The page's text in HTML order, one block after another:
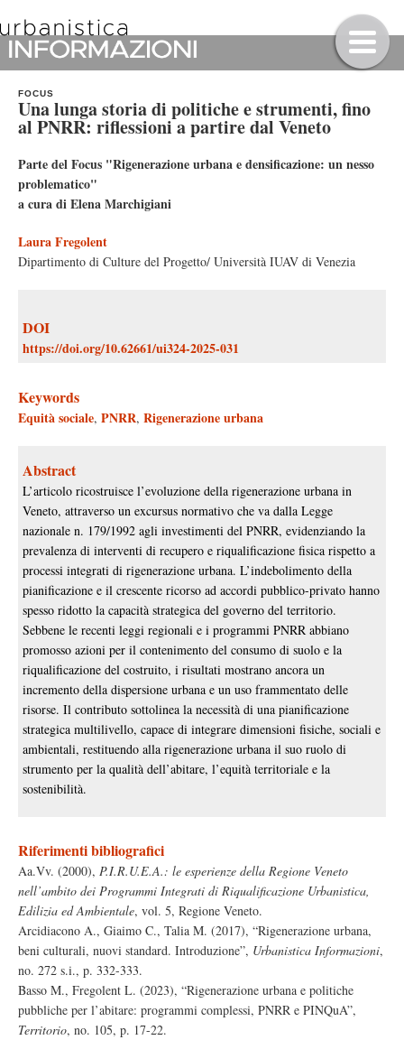
FOCUS
Una lunga storia di politiche e strumenti, fino
al PNRR: riflessioni a partire dal Veneto
Parte del Focus "Rigenerazione urbana e densificazione: un nesso
problematico"
a cura di Elena Marchigiani
Laura Fregolent
Dipartimento di Culture del Progetto/ Università IUAV di Venezia
DOI
https://doi.org/10.62661/ui324-2025-031
Keywords
Equità sociale, PNRR, Rigenerazione urbana
Abstract
L’articolo ricostruisce l’evoluzione della rigenerazione urbana in
Veneto, attraverso un excursus normativo che va dalla Legge
nazionale n. 179/1992 agli investimenti del PNRR, evidenziando la
prevalenza di interventi di recupero e riqualificazione fisica rispetto a
processi integrati di rigenerazione urbana. L’indebolimento della
pianificazione e il crescente ricorso ad accordi pubblico-privato hanno
spesso ridotto la capacità strategica del governo del territorio.
Sebbene le recenti leggi regionali e i programmi PNRR abbiano
promosso azioni per il contenimento del consumo di suolo e la
riqualificazione del costruito, i risultati mostrano ancora un
incremento della dispersione urbana e un uso frammentato delle
risorse. Il contributo sottolinea la necessità di una pianificazione
strategica multilivello, capace di integrare dimensioni fisiche, sociali e
ambientali, restituendo alla rigenerazione urbana il suo ruolo di
strumento per la qualità dell’abitare, l’equità territoriale e la
sostenibilità.
Riferimenti bibliografici
Aa.Vv. (2000), P.I.R.U.E.A.: le esperienze della Regione Veneto
nell’ambito dei Programmi Integrati di Riqualificazione Urbanistica,
Edilizia ed Ambientale, vol. 5, Regione Veneto.
Arcidiacono A., Giaimo C., Talia M. (2017), “Rigenerazione urbana,
beni culturali, nuovi standard. Introduzione”, Urbanistica Informazioni,
no. 272 s.i., p. 332-333.
Basso M., Fregolent L. (2023), “Rigenerazione urbana e politiche
pubbliche per l’abitare: programmi complessi, PNRR e PINQuA”,
Territorio, no. 105, p. 17-22.